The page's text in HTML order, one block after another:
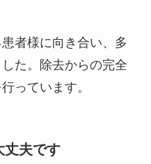
者様に向き合い、多
た。除去からの完全
っています。
丈夫です